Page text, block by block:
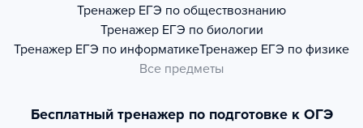
Тренажер ЕГЭ по обществознанию
Тренажер ЕГЭ по биологии
Тренажер ЕГЭ по информатикеТренажер ЕГЭ по физике
Все предметы
Бесплатный тренажер по подготовке к ОГЭ